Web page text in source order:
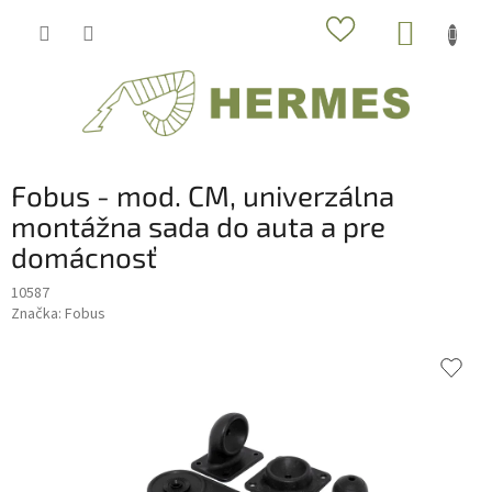
Fobus - mod. CM, univerzálna
montážna sada do auta a pre
domácnosť
10587
Značka: Fobus